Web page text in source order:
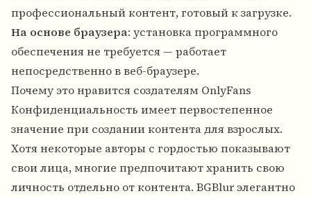
профессиональный контент, готовый к загрузке.
На основе браузера: установка программного
обеспечения не требуется — работает
непосредственно в веб-браузере.
Почему это нравится создателям OnlyFans
Конфиденциальность имеет первостепенное
значение при создании контента для взрослых.
Хотя некоторые авторы с гордостью показывают
свои лица, многие предпочитают хранить свою
личность отдельно от контента. BGBlur элегантно